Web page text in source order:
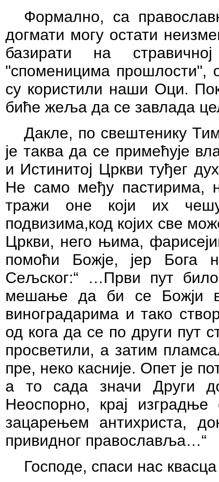
Формално, са
догмати могу остати
базирати на
"споменицима прошлости",
су користили наши Оци.
биће жеља да се завлада
Дакле, по свештенику
је таква да се примећује
и Истинитој Цркви туђег
Не само међу пастирима,
тражи оне који их
подвизима,код којих све
Цркви, него њима,
помоћи Божје, јер Бога
Сељског:“ …Први пут
мешање да би се Божји
виноградарима и тако
од кога да се по други пут
просветили, а затим
пре, неко касније. Опет је
а то сада значи Други
Неоспорно, крај изградње
зацарењем антихриста,
привидног православља…“
Господе, спаси нас квасца